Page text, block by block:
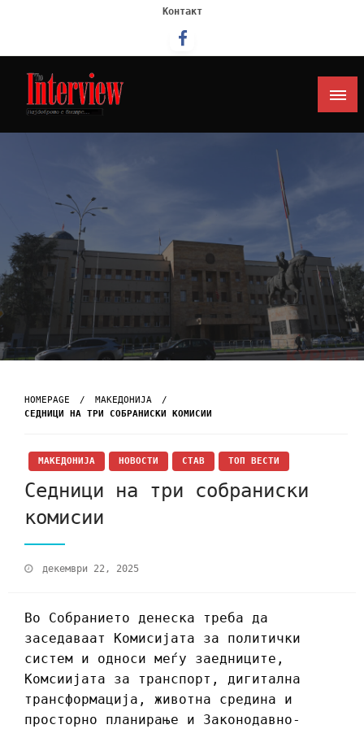
Контакт
Интервју
HOMEPAGE
МАКЕДОНИЈА
СЕДНИЦИ НА ТРИ СОБРАНИСКИ КОМИСИИ
МАКЕДОНИЈА НОВОСТИ СТАВ ТОП ВЕСТИ
Седници на три собраниски
комисии
декември 22, 2025
Во Собранието денеска треба да
заседаваат Комисијата за политички
систем и односи меѓу заедниците,
Комсиијата за транспорт, дигитална
трансформација, животна средина и
просторно планирање и Законодавно-